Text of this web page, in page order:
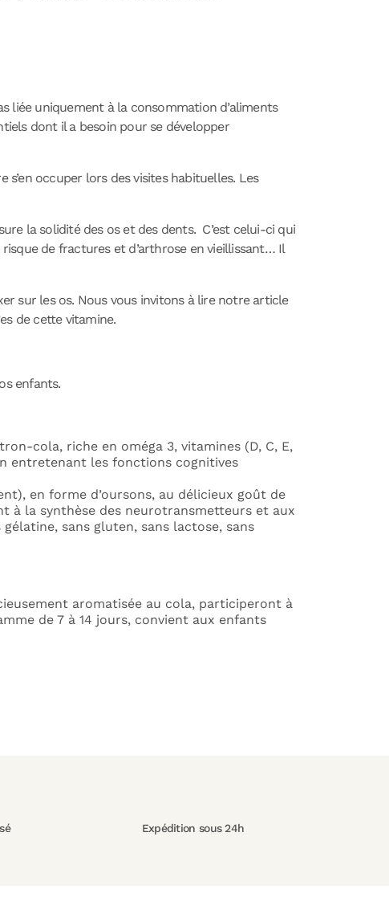
liée uniquement à la consommation d’aliments
dont il a besoin pour se développer
occuper lors des visites habituelles. Les
la solidité des os et des dents. C’est celui-ci qui
de fractures et d’arthrose en vieillissant… Il
sur les os. Nous vous invitons à lire notre article
de cette vitamine.
enfants.
cola, riche en oméga 3, vitamines (D, C, E,
entretenant les fonctions cognitives
en forme d’oursons, au délicieux goût de
à la synthèse des neurotransmetteurs et aux
sans gluten, sans lactose, sans
aromatisée au cola, participeront à
de 7 à 14 jours, convient aux enfants
Expédition sous 24h